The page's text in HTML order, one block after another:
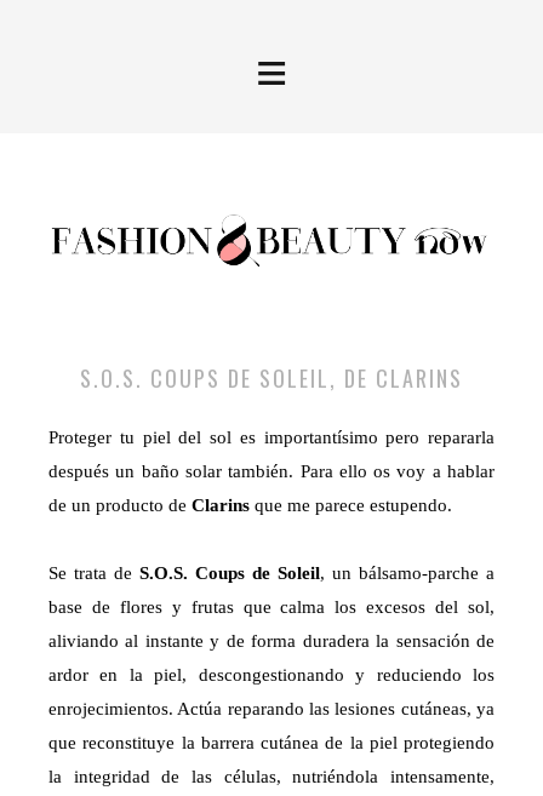
≡
S.O.S. COUPS DE SOLEIL, DE CLARINS
Proteger tu piel del sol es importantísimo pero repararla
después un baño solar también. Para ello os voy a hablar
de un producto de Clarins que me parece estupendo.
Se trata de S.O.S. Coups de Soleil, un bálsamo-parche a
base de flores y frutas que calma los excesos del sol,
aliviando al instante y de forma duradera la sensación de
ardor en la piel, descongestionando y reduciendo los
enrojecimientos. Actúa reparando las lesiones cutáneas, ya
que reconstituye la barrera cutánea de la piel protegiendo
la integridad de las células, nutriéndola intensamente,